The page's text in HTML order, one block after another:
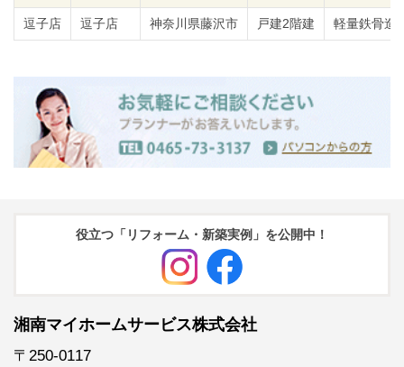
逗子店 逗子店 神奈川県藤沢市 戸建2階建 軽量鉄骨造
役立つ「リフォーム・新築実例」を公開中！
湘南マイホームサービス株式会社
〒250-0117